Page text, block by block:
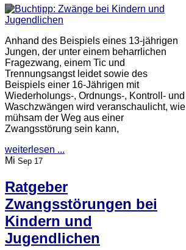
Anhand des Beispiels eines 13-jährigen
Jungen, der unter einem beharrlichen
Fragezwang, einem Tic und
Trennungsangst leidet sowie des
Beispiels einer 16-Jährigen mit
Wiederholungs-, Ordnungs-, Kontroll- und
Waschzwängen wird veranschaulicht, wie
mühsam der Weg aus einer
Zwangsstörung sein kann,
weiterlesen ...
Mi Sep 17
Ratgeber
Zwangsstörungen bei
Kindern und
Jugendlichen